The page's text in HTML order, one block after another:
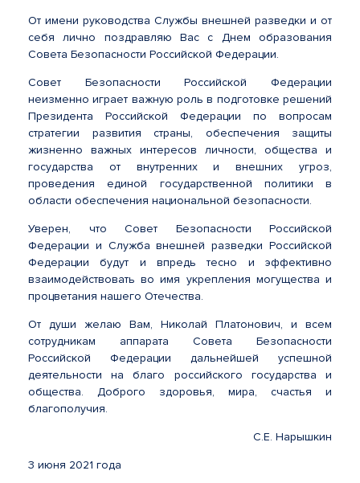
От имени руководства Службы внешней разведки и от
себя лично поздравляю Вас с Днем образования
Совета Безопасности Российской Федерации.
Совет Безопасности Российской Федерации
неизменно играет важную роль в подготовке решений
Президента Российской Федерации по вопросам
стратегии развития страны, обеспечения защиты
жизненно важных интересов личности, общества и
государства от внутренних и внешних угроз,
проведения единой государственной политики в
области обеспечения национальной безопасности.
Уверен, что Совет Безопасности Российской
Федерации и Служба внешней разведки Российской
Федерации будут и впредь тесно и эффективно
взаимодействовать во имя укрепления могущества и
процветания нашего Отечества.
От души желаю Вам, Николай Платонович, и всем
сотрудникам аппарата Совета Безопасности
Российской Федерации дальнейшей успешной
деятельности на благо российского государства и
общества. Доброго здоровья, мира, счастья и
благополучия.
С.Е. Нарышкин
3 июня 2021 года